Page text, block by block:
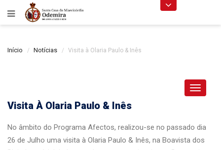
Início Notícias Visita à Olaria Paulo & Inês
Toggle
Visita À Olaria Paulo & Inês
No âmbito do Programa Afectos, realizou-se no passado dia
26 de Julho uma visita à Olaria Paulo & Inês, na Boavista dos